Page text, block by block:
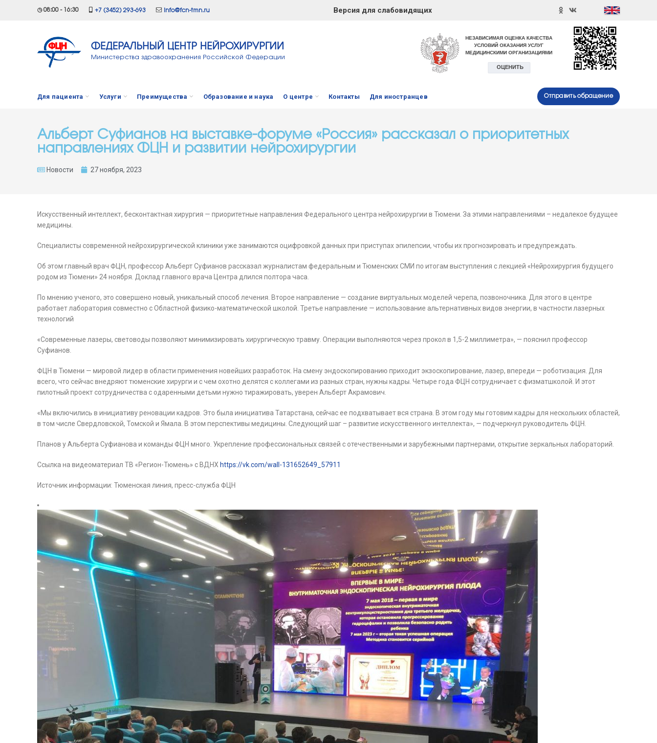
◷ 08:00 - 16:30 +7 (3452) 293-693 info@fcn-tmn.ru Версия для слабовидящих
ФЕДЕРАЛЬНЫЙ ЦЕНТР НЕЙРОХИРУРГИИ
Министерства здравоохранения Российской Федерации
Для пациента Услуги Преимущества Образование и наука О центре Контакты Для иностранцев Отправить обращение
Альберт Суфианов на выставке-форуме «Россия» рассказал о приоритетных
направлениях ФЦН и развитии нейрохирургии
Новости 27 ноября, 2023
Искусственный интеллект, бесконтактная хирургия — приоритетные направления Федерального центра нейрохирургии в Тюмени. За этими направлениями – недалекое будущее
медицины.
Специалисты современной нейрохирургической клиники уже занимаются оцифровкой данных при приступах эпилепсии, чтобы их прогнозировать и предупреждать.
Об этом главный врач ФЦН, профессор Альберт Суфианов рассказал журналистам федеральным и Тюменских СМИ по итогам выступления с лекцией «Нейрохирургия будущего
родом из Тюмени» 24 ноября. Доклад главного врача Центра длился полтора часа.
По мнению ученого, это совершено новый, уникальный способ лечения. Второе направление — создание виртуальных моделей черепа, позвоночника. Для этого в центре
работает лаборатория совместно с Областной физико-математической школой. Третье направление — использование альтернативных видов энергии, в частности лазерных
технологий
«Современные лазеры, световоды позволяют минимизировать хирургическую травму. Операции выполняются через прокол в 1,5-2 миллиметра», — пояснил профессор
Суфианов.
ФЦН в Тюмени — мировой лидер в области применения новейших разработок. На смену эндоскопированию приходит экзоскопирование, лазер, впереди — роботизация. Для
всего, что сейчас внедряют тюменские хирурги и с чем охотно делятся с коллегами из разных стран, нужны кадры. Четыре года ФЦН сотрудничает с физматшколой. И этот
пилотный проект сотрудничества с одаренными детьми нужно тиражировать, уверен Альберт Акрамович.
«Мы включились в инициативу реновации кадров. Это была инициатива Татарстана, сейчас ее подхватывает вся страна. В этом году мы готовим кадры для нескольких областей,
в том числе Свердловской, Томской и Ямала. В этом перспективы медицины. Следующий шаг – развитие искусственного интеллекта», — подчеркнул руководитель ФЦН.
Планов у Альберта Суфианова и команды ФЦН много. Укрепление профессиональных связей с отечественными и зарубежными партнерами, открытие зеркальных лабораторий.
Ссылка на видеоматериал ТВ «Регион-Тюмень» с ВДНХ https://vk.com/wall-131652649_57911
Источник информации: Тюменская линия, пресс-служба ФЦН